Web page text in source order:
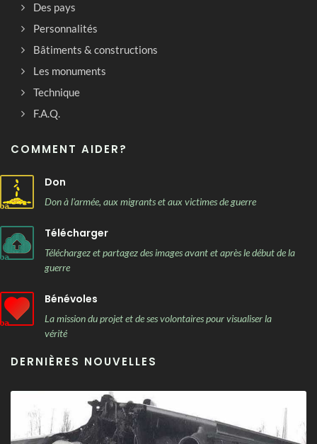
Des pays
Personnalités
Bâtiments & constructions
Les monuments
Technique
F.A.Q.
COMMENT AIDER?
Don
Don à l'armée, aux migrants et aux victimes de guerre
Télécharger
Téléchargez et partagez des images avant et après le début de la
guerre
Bénévoles
La mission du projet et de ses volontaires pour visualiser la
vérité
DERNIÈRES NOUVELLES